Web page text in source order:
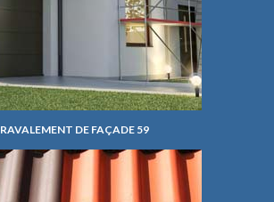
RAVALEMENT DE FAÇADE 59